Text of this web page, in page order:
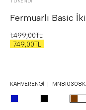
Fermuarlı Basic
1.499,00TL
749,00TL
KAHVERENGI